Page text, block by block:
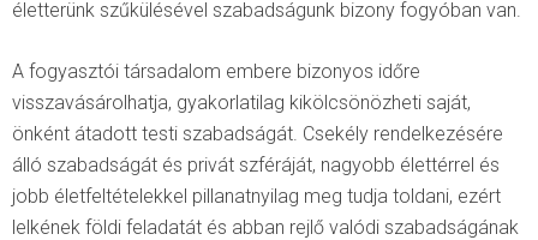
életterünk szűkülésével szabadságunk bizony fogyóban van.
A fogyasztói társadalom embere bizonyos időre
visszavásárolhatja, gyakorlatilag kikölcsönözheti saját,
önként átadott testi szabadságát. Csekély rendelkezésére
álló szabadságát és privát szféráját, nagyobb élettérrel és
jobb életfeltételekkel pillanatnyilag meg tudja toldani, ezért
lelkének földi feladatát és abban rejlő valódi szabadságának